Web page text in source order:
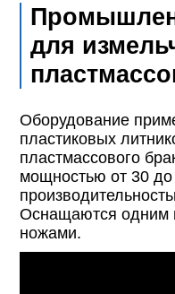
для
Оборудование
пластиковых
пластмассового
мощностью от 30 до
Оснащаются одним
ножами.